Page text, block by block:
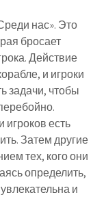
нас». Это
бросает
Действие
и игроки
задачи, чтобы
игроков есть
Затем другие
тех, кого они
определить,
и